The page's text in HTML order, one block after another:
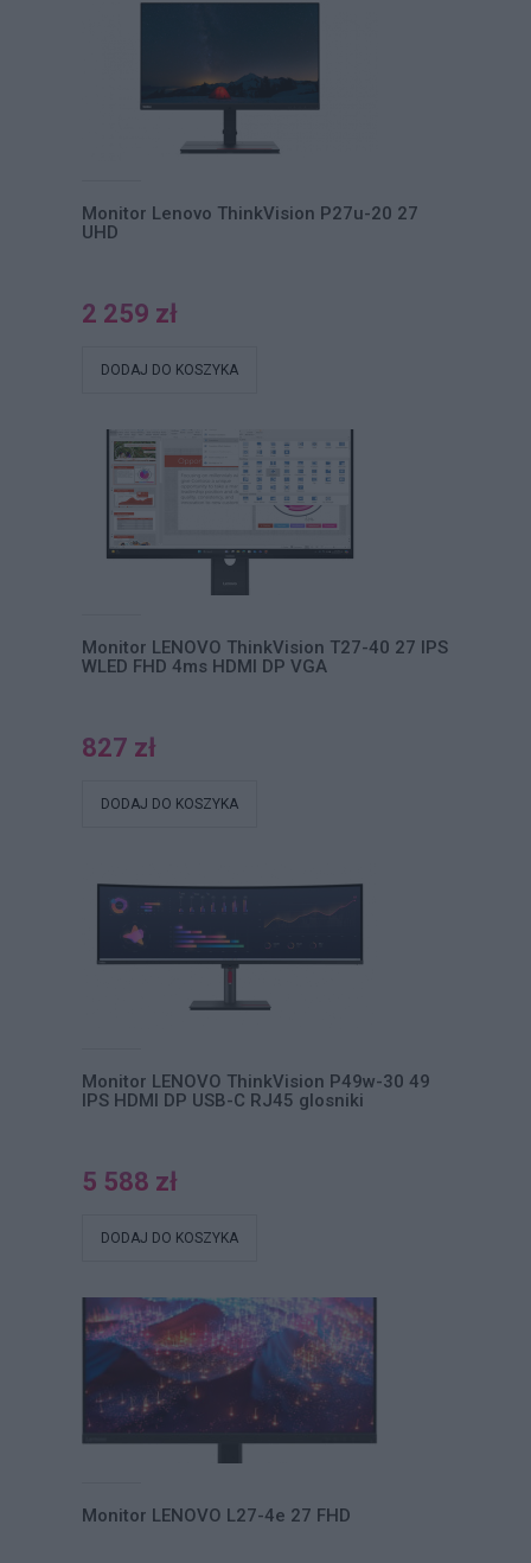
Monitor Lenovo ThinkVision P27u-20 27
UHD
2 259 zł
DODAJ DO KOSZYKA
Monitor LENOVO ThinkVision T27-40 27 IPS
WLED FHD 4ms HDMI DP VGA
827 zł
DODAJ DO KOSZYKA
Monitor LENOVO ThinkVision P49w-30 49
IPS HDMI DP USB-C RJ45 glosniki
5 588 zł
DODAJ DO KOSZYKA
Monitor LENOVO L27-4e 27 FHD